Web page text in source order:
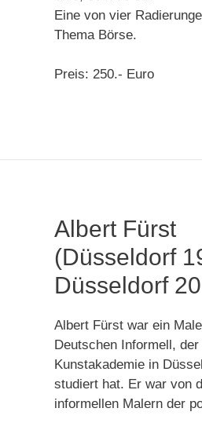
Eine von vier
Thema Börse.
Preis: 250.- Euro
Albert Fürst
(Düsseldorf
Düsseldorf
Albert Fürst war ein
Deutschen Informell, der
Kunstakademie in
studiert hat. Er war von
informellen Malern der